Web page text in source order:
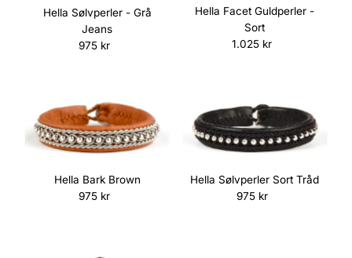
Hella Sølvperler - Grå
Jeans
Normalpris
975 kr
Hella Facet Guldperler -
Sort
Normalpris
1.025 kr
Hella Bark Brown
Normalpris
975 kr
Hella Sølvperler Sort Tråd
Normalpris
975 kr